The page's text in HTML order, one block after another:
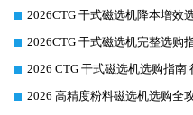
2026CTG 干式磁选机降本增效
2026CTG 干式磁选机完整选购
2026 CTG 干式磁选机选购指
2026 高精度粉料磁选机选购全